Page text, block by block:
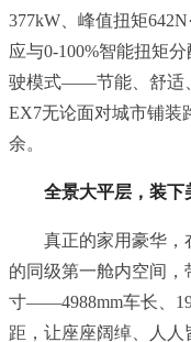
377kW、峰值扭矩
应与0-100%智能扭矩
驶模式——节能、舒适
EX7无论面对城市铺装
余。
全景大平层，装下
真正的家用豪华，
的同级第一舱内空间，
寸——4988mm车长、
距，让座座阔绰、人人